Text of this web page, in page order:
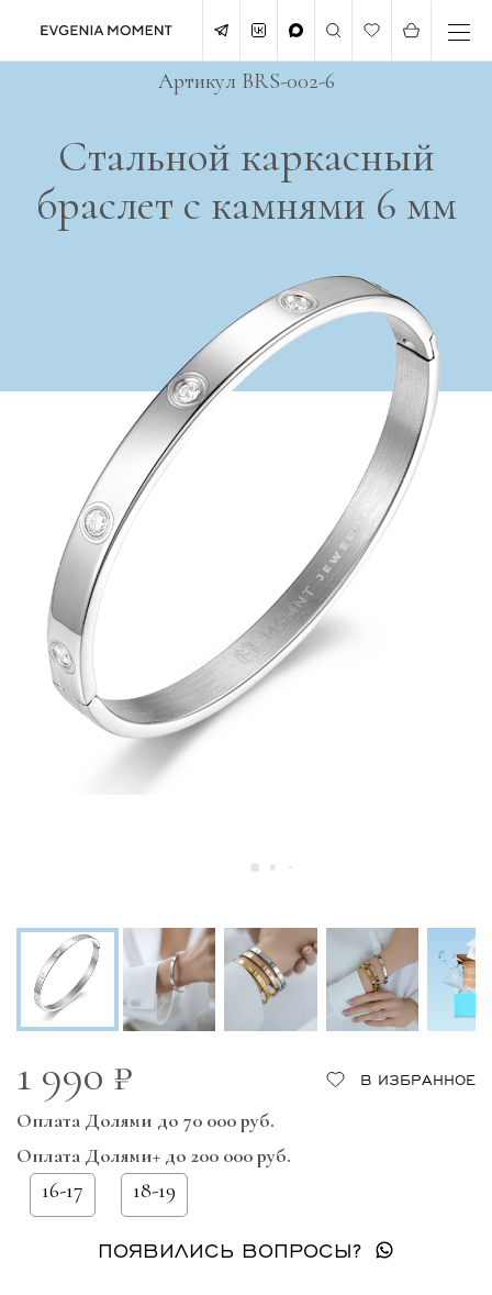
Стальной каркасный
браслет с камнями 6 мм
Артикул BRS-002-6
1 990 ₽ В ИЗБРАННОЕ
Оплата Долями до 70 000 руб.
Оплата Долями+ до 200 000 руб.
16-17 18-19
ПОЯВИЛИСЬ ВОПРОСЫ?